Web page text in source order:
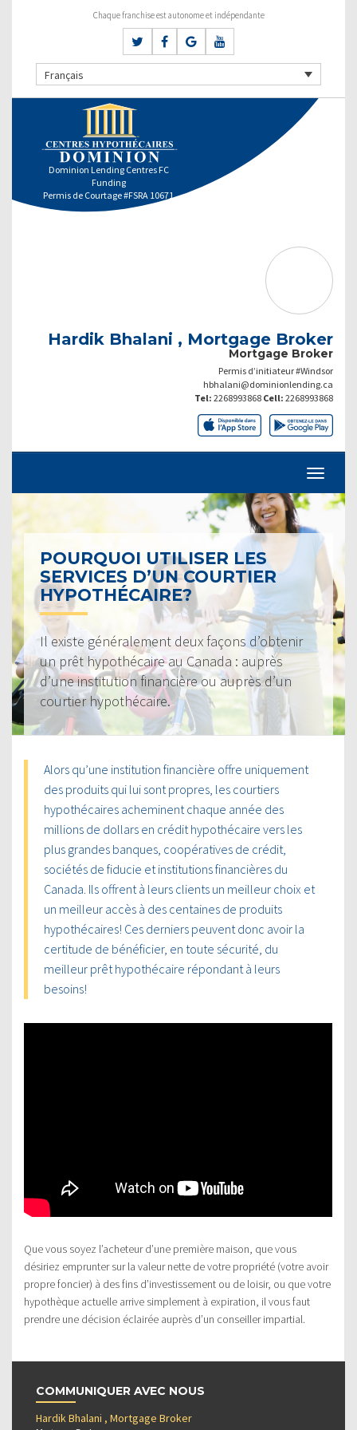
Chaque franchise est autonome et indépendante
Français
Dominion Lending Centres FC
Funding
Permis de Courtage #FSRA 10671
Hardik Bhalani , Mortgage Broker
Mortgage Broker
Permis d’initiateur #Windsor
hbhalani@dominionlending.ca
Tel: 2268993868 Cell: 2268993868
POURQUOI UTILISER LES
SERVICES D’UN COURTIER
HYPOTHÉCAIRE?
Il existe généralement deux façons d’obtenir
un prêt hypothécaire au Canada : auprès
d’une institution financière ou auprès d’un
courtier hypothécaire.
Alors qu’une institution financière offre uniquement
des produits qui lui sont propres, les courtiers
hypothécaires acheminent chaque année des
millions de dollars en crédit hypothécaire vers les
plus grandes banques, coopératives de crédit,
sociétés de fiducie et institutions financières du
Canada. Ils offrent à leurs clients un meilleur choix et
un meilleur accès à des centaines de produits
hypothécaires! Ces derniers peuvent donc avoir la
certitude de bénéficier, en toute sécurité, du
meilleur prêt hypothécaire répondant à leurs
besoins!
Que vous soyez l’acheteur d’une première maison, que vous
désiriez emprunter sur la valeur nette de votre propriété (votre avoir
propre foncier) à des fins d’investissement ou de loisir, ou que votre
hypothèque actuelle arrive simplement à expiration, il vous faut
prendre une décision éclairée auprès d’un conseiller impartial.
COMMUNIQUER AVEC NOUS
Hardik Bhalani , Mortgage Broker